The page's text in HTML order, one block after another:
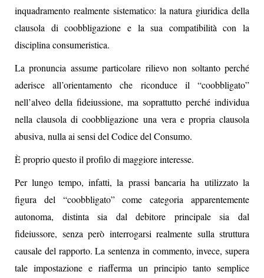
inquadramento realmente sistematico: la natura giuridica della
clausola di coobbligazione e la sua compatibilità con la
disciplina consumeristica.
La pronuncia assume particolare rilievo non soltanto perché
aderisce all’orientamento che riconduce il “coobbligato”
nell’alveo della fideiussione, ma soprattutto perché individua
nella clausola di coobbligazione una vera e propria clausola
abusiva, nulla ai sensi del Codice del Consumo.
È proprio questo il profilo di maggiore interesse.
Per lungo tempo, infatti, la prassi bancaria ha utilizzato la
figura del “coobbligato” come categoria apparentemente
autonoma, distinta sia dal debitore principale sia dal
fideiussore, senza però interrogarsi realmente sulla struttura
causale del rapporto. La sentenza in commento, invece, supera
tale impostazione e riafferma un principio tanto semplice